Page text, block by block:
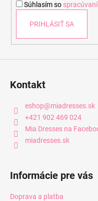
Súhlasím so
PRIHLÁSIŤ SA
Kontakt
eshop@miadresses.sk
+421 902 469 024
Mia Dresses na
miadresses.sk
Informácie pre vás
Doprava a platba